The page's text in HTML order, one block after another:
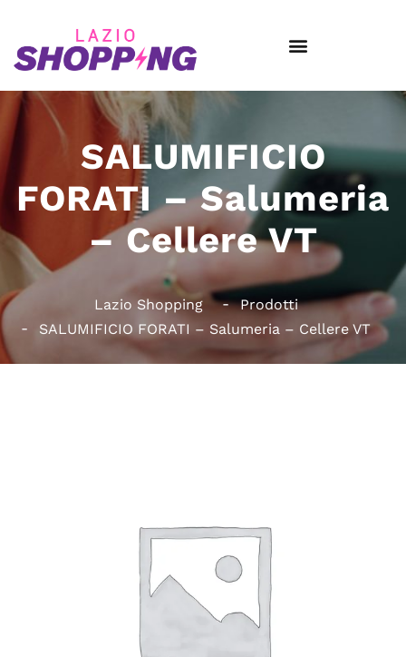
SALUMIFICIO
FORATI – Salumeria
– Cellere VT
Lazio Shopping
Prodotti
SALUMIFICIO FORATI – Salumeria – Cellere VT